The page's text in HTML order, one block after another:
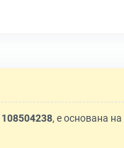
108504238, е основана на